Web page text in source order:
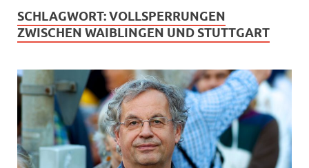
SCHLAGWORT:VOLLSPERRUNGEN
ZWISCHEN WAIBLINGEN UND STUTTGART